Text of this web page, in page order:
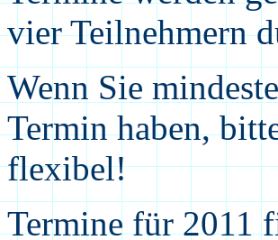
vier Teilnehmern
Wenn Sie
Termin haben,
flexibel!
Termine für 2011